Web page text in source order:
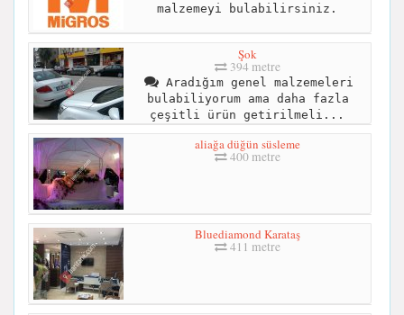
malzemeyi bulabilirsiniz.
Şok
394 metre
Aradığım genel malzemeleri
bulabiliyorum ama daha fazla
çeşitli ürün getirilmeli...
aliağa düğün süsleme
400 metre
Bluediamond Karataş
411 metre